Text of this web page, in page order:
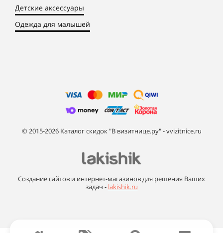
Детские аксессуары
Одежда для малышей
© 2015-2026 Каталог скидок "В визитнице.ру" - vvizitnice.ru
Создание сайтов и интернет-магазинов для решения Ваших
задач - lakishik.ru